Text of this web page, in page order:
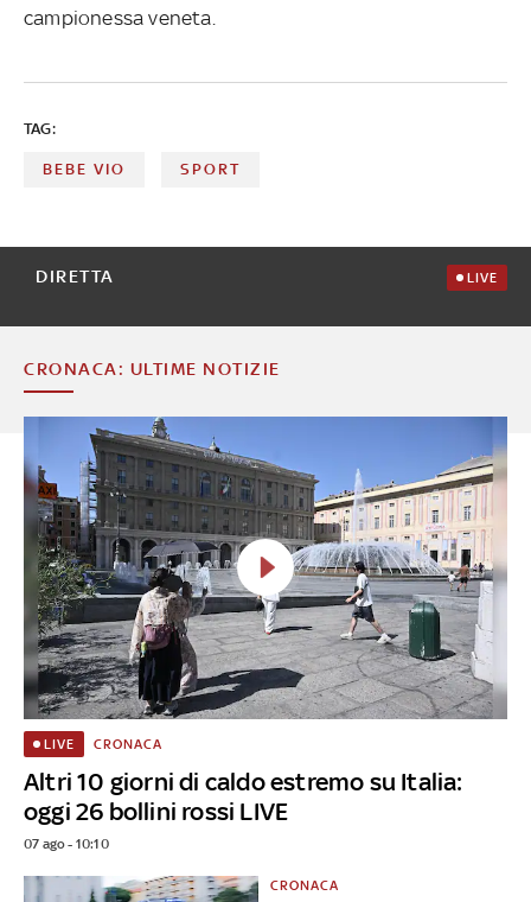
campionessa veneta.
TAG:
BEBE VIO SPORT
DIRETTA LIVE
CRONACA: ULTIME NOTIZIE
Altri 10 giorni di caldo estremo su Italia:
oggi 26 bollini rossi LIVE
LIVE CRONACA
07 ago - 10:10
CRONACA